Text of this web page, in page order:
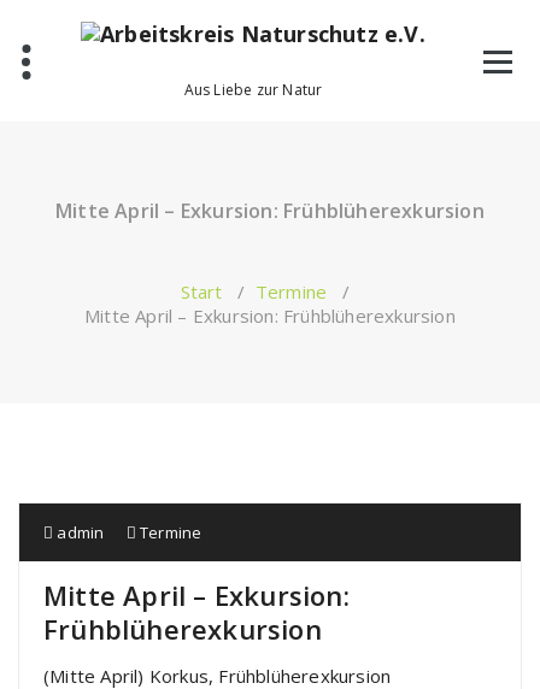
springen
Aus Liebe zur Natur
Mitte April – Exkursion: Frühblüherexkursion
Start / Termine /
Mitte April – Exkursion: Frühblüherexkursion
admin Termine
Mitte April – Exkursion:
Frühblüherexkursion
(Mitte April) Korkus, Frühblüherexkursion